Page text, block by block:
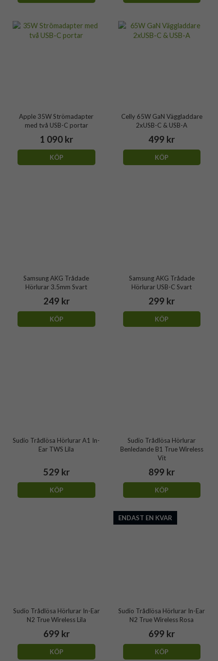
Apple 35W Strömadapter
med två USB-C portar
1 090 kr
KÖP
Celly 65W GaN Väggladdare
2xUSB-C & USB-A
499 kr
KÖP
Samsung AKG Trådade
Hörlurar 3.5mm Svart
249 kr
KÖP
Samsung AKG Trådade
Hörlurar USB-C Svart
299 kr
KÖP
Sudio Trådlösa Hörlurar A1 In-
Ear TWS Lila
529 kr
KÖP
Sudio Trådlösa Hörlurar
Benledande B1 True Wireless
Vit
899 kr
KÖP
Sudio Trådlösa Hörlurar In-Ear
N2 True Wireless Lila
699 kr
KÖP
ENDAST EN KVAR
Sudio Trådlösa Hörlurar In-Ear
N2 True Wireless Rosa
699 kr
KÖP